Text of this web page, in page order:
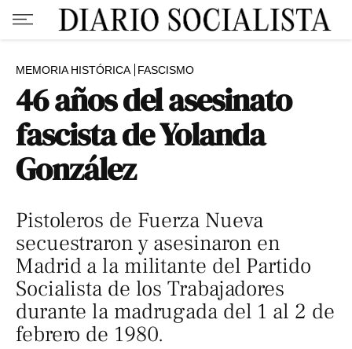
MEMORIA HISTÓRICA FASCISMO
46 años del asesinato
fascista de Yolanda
González
Pistoleros de Fuerza Nueva
secuestraron y asesinaron en
Madrid a la militante del Partido
Socialista de los Trabajadores
durante la madrugada del 1 al 2 de
febrero de 1980.